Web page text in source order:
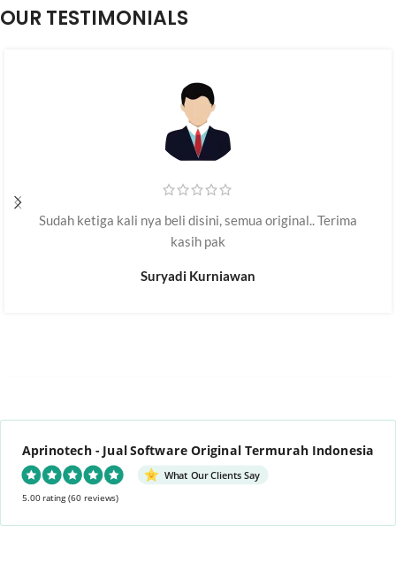
OUR TESTIMONIALS
Sudah ketiga kali nya beli disini, semua original.. Terima
kasih pak
Suryadi Kurniawan
Aprinotech - Jual Software Original Termurah Indonesia
What Our Clients Say
5.00 rating(60 reviews)